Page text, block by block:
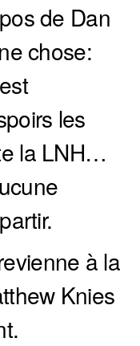
de Dan
chose:
les
la LNH…
à la
Knies